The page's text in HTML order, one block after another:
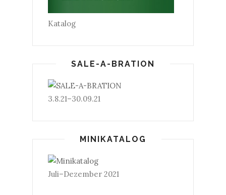
Katalog
SALE-A-BRATION
3.8.21–30.09.21
MINIKATALOG
Juli–Dezember 2021